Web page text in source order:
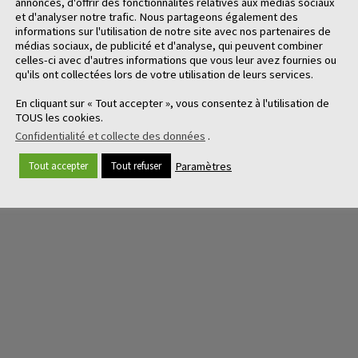
et d'analyser notre trafic. Nous partageons également des
informations sur l'utilisation de notre site avec nos partenaires de
médias sociaux, de publicité et d'analyse, qui peuvent combiner
celles-ci avec d'autres informations que vous leur avez fournies ou
qu'ils ont collectées lors de votre utilisation de leurs services.
En cliquant sur « Tout accepter », vous consentez à l'utilisation de
TOUS les cookies.
Confidentialité et collecte des données .
Tout accepter Tout refuser Paramètres